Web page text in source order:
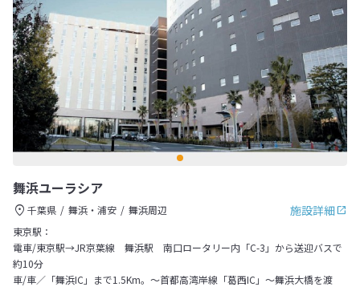
舞浜ユーラシア
施設詳細
千葉県 舞浜・浦安
舞浜周辺
東京駅：
電車/東京駅→JR京葉線 舞浜駅 南口ロータリー内「C-3」から送迎バスで
約10分
車/車／「舞浜IC」まで1.5Km。～首都高湾岸線「葛西IC」～舞浜大橋を渡